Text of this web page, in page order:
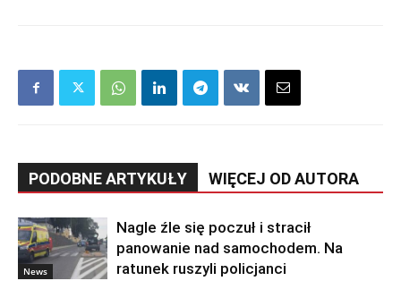
PODOBNE ARTYKUŁY WIĘCEJ OD AUTORA
News
Nagle źle się poczuł i stracił
panowanie nad samochodem. Na
ratunek ruszyli policjanci